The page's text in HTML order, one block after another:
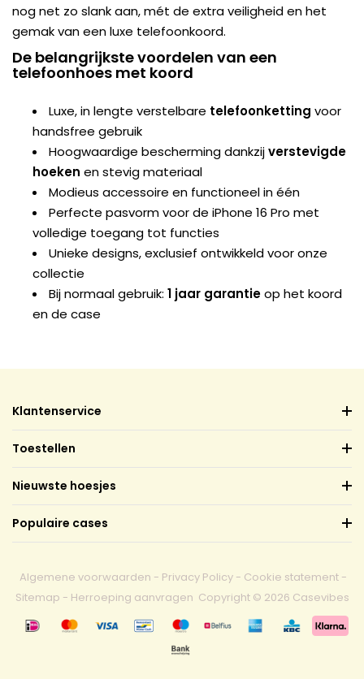
nog net zo slank aan, mét de extra veiligheid en het
gemak van een luxe telefoonkoord.
De belangrijkste voordelen van een
telefoonhoes met koord
Luxe, in lengte verstelbare telefoonketting voor
handsfree gebruik
Hoogwaardige bescherming dankzijverstevigde
hoeken en stevig materiaal
Modieus accessoire en functioneel in één
Perfecte pasvorm voor de iPhone 16 Pro met
volledige toegang tot functies
Unieke designs, exclusief ontwikkeld voor onze
collectie
Bij normaal gebruik: 1 jaar garantieop het koord
en de case
Klantenservice
Toestellen
Nieuwste hoesjes
Populaire cases
Algemene voorwaarden - Privacy Policy - Cookie statement -
Sitemap - Herroeping aanvragen Copyright © 2026 Casevibes